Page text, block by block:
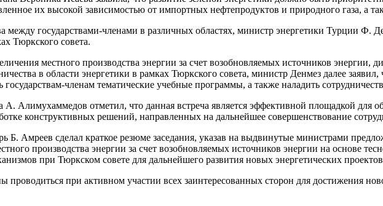
их высокой зависимостью от импортных нефтепродуктов и природного газа, а
между государствами-членами в различных областях, министр энергетики Турции Ф.
Тюркского совета.
местного производства энергии за счет возобновляемых источников энергии,
в области энергетики в рамках Тюркского совета, министр Денмез далее
государствам-членам тематические учебные программы, а также наладить
А. Алимухаммедов отметил, что данная встреча является эффективной площадкой для
конструктивных решений, направленных на дальнейшее совершенствование
Б. Амреев сделал краткое резюме заседания, указав на выдвинутые министрами
производства энергии за счет возобновляемых источников энергии на основе
при Тюркском совете для дальнейшего развития новых энергетических
при активном участии всех заинтересованных сторон для достижения